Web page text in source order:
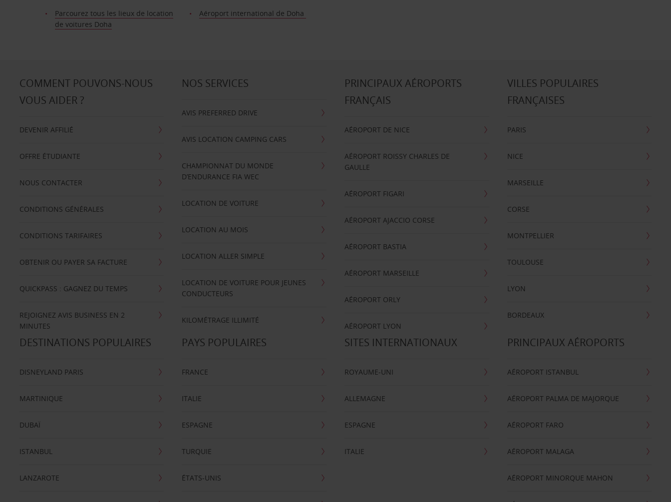
Parcourez tous les lieux de location
de voitures Doha
Aéroport international de Doha
COMMENT POUVONS-NOUS
VOUS AIDER ?
DEVENIR AFFILIÉ
OFFRE ÉTUDIANTE
NOUS CONTACTER
CONDITIONS GÉNÉRALES
CONDITIONS TARIFAIRES
OBTENIR OU PAYER SA FACTURE
QUICKPASS : GAGNEZ DU TEMPS
REJOIGNEZ AVIS BUSINESS EN 2
MINUTES
NOS SERVICES
AVIS PREFERRED DRIVE
AVIS LOCATION CAMPING CARS
CHAMPIONNAT DU MONDE
D’ENDURANCE FIA WEC
LOCATION DE VOITURE
LOCATION AU MOIS
LOCATION ALLER SIMPLE
LOCATION DE VOITURE POUR JEUNES
CONDUCTEURS
KILOMÉTRAGE ILLIMITÉ
PRINCIPAUX AÉROPORTS
FRANÇAIS
AÉROPORT DE NICE
AÉROPORT ROISSY CHARLES DE
GAULLE
AÉROPORT FIGARI
AÉROPORT AJACCIO CORSE
AÉROPORT BASTIA
AÉROPORT MARSEILLE
AÉROPORT ORLY
AÉROPORT LYON
VILLES POPULAIRES
FRANÇAISES
PARIS
NICE
MARSEILLE
CORSE
MONTPELLIER
TOULOUSE
LYON
BORDEAUX
DESTINATIONS POPULAIRES
DISNEYLAND PARIS
MARTINIQUE
DUBAÏ
ISTANBUL
LANZAROTE
PAYS POPULAIRES
FRANCE
ITALIE
ESPAGNE
TURQUIE
ÉTATS-UNIS
SITES INTERNATIONAUX
ROYAUME-UNI
ALLEMAGNE
ESPAGNE
ITALIE
PRINCIPAUX AÉROPORTS
AÉROPORT ISTANBUL
AÉROPORT PALMA DE MAJORQUE
AÉROPORT FARO
AÉROPORT MALAGA
AÉROPORT MINORQUE MAHON